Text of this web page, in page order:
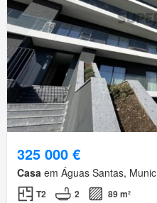
325 000 €
Casa em Águas Santas,
T2 2 89 m²